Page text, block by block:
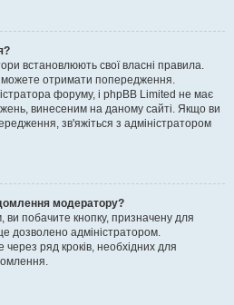
встановлюють свої власні правила.
отримати попередження.
форуму, і phpBB Limited не має
винесеним на даному сайті. Якщо ви
зв'яжіться з адміністратором
модератору?
побачите кнопку, призначену для
дозволено адміністратором.
ряд кроків, необхідних для